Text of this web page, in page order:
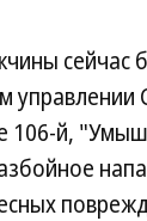
сейчас
106-й,